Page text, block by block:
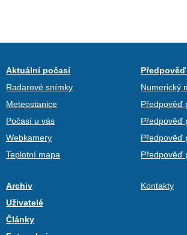
Aktuální počasí
Radarové snímky
Meteostanice
Počasí u vás
Webkamery
Teplotní mapa
Numerický
Předpověď
Předpověď
Předpověď
Předpověď
Archiv
Uživatelé
Články
Kontakty